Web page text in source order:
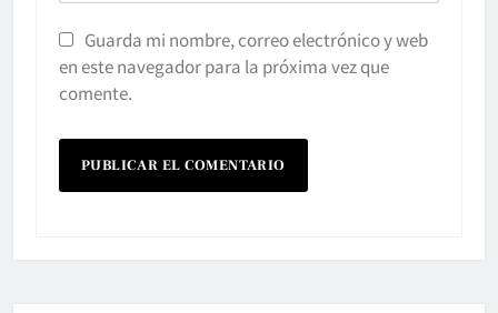
Guarda mi nombre, correo electrónico y web
en este navegador para la próxima vez que
comente.